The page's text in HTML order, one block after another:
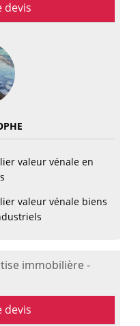
devis
valeur vénale en
valeur vénale biens
immobilière -
devis